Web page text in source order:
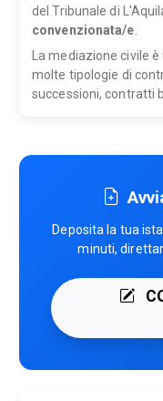
del Tribunale di
convenzionata/e
La mediazione civile
molte tipologie di
successioni, contratti
Deposita la tua
minuti,